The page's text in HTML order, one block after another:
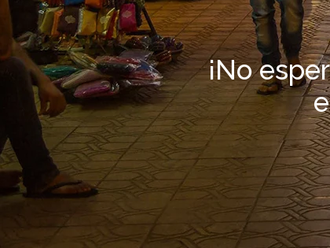
¡No